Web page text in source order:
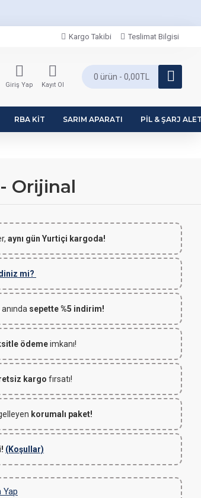
Kargo Takibi Teslimat Bilgisi
Giriş Yap Kayıt Ol
0 ürün - 0,00TL
RBA KIT SARIM APARATI PIL & ŞARJ
Orijinal
aynı gün Yurtiçi kargoda!
mi?
sepette %5 indirim!
ödemeimkanı!
kargo fırsatı!
korumalı paket!
(Koşullar)
Yap